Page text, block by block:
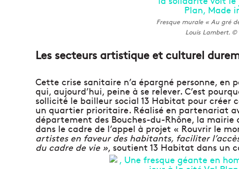
Fresque murale « Au gré
Louis Lambert. ©
Les secteurs artistique et culturel
Cette crise sanitaire n’a épargné personne,
qui, aujourd’hui, peine à se relever. C’est
sollicité le bailleur social 13 Habitat pour créer
un quartier prioritaire. Réalisé en partenariat
département des Bouches-du-Rhône, la mairie
dans le cadre de l’appel à projet « Rouvrir le
artistes en faveur des habitants, faciliter
du cadre de vie », soutient 13 Habitat dans un